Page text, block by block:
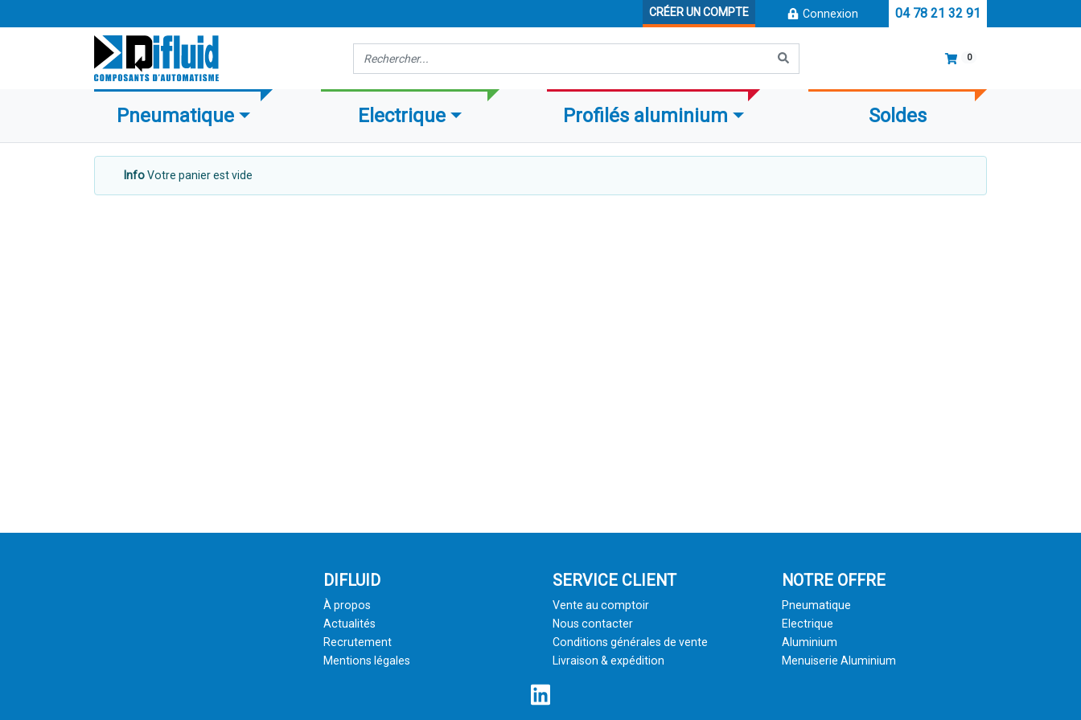
CRÉER UN COMPTE Connexion 04 78 21 32 91
Recherche 0
Pneumatique Electrique Profilés aluminium Soldes
InfoVotre panier est vide
DIFLUID
À propos
Actualités
Recrutement
Mentions légales
SERVICE CLIENT
Vente au comptoir
Nous contacter
Conditions générales de vente
Livraison & expédition
NOTRE OFFRE
Pneumatique
Electrique
Aluminium
Menuiserie Aluminium